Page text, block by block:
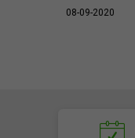
08-09-2020